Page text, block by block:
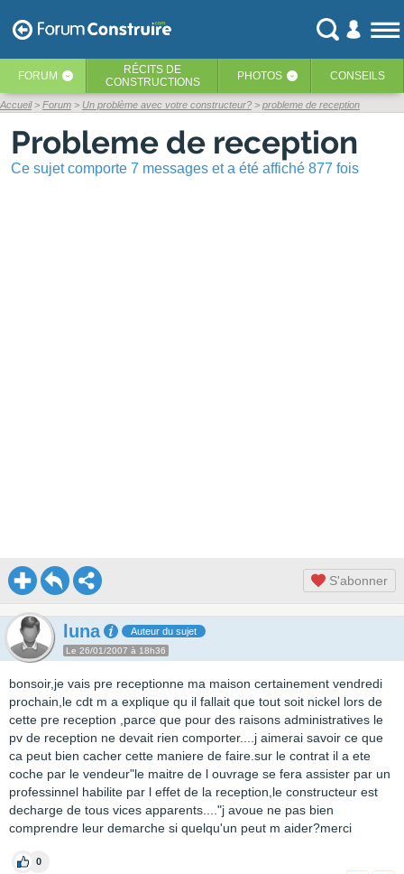
FORUM ‹ RÉCITS DE
CONSTRUCTIONS
PHOTOS ‹ CONSEILS
Accueil Forum Un problème avec votre constructeur? probleme de reception
Probleme de reception
Ce sujet comporte 7 messages et a été affiché 877 fois
S'abonner
luna Auteur du sujet
Le 26/01/2007 à 18h36
bonsoir,je vais pre receptionne ma maison certainement vendredi
prochain,le cdt m a explique qu il fallait que tout soit nickel lors de
cette pre reception ,parce que pour des raisons administratives le
pv de reception ne devait rien comporter....j aimerai savoir ce que
ca peut bien cacher cette maniere de faire.sur le contrat il a ete
coche par le vendeur"le maitre de l ouvrage se fera assister par un
professinnel habilite par l effet de la reception,le constructeur est
decharge de tous vices apparents...."j avoue ne pas bien
comprendre leur demarche si quelqu'un peut m aider?merci
0